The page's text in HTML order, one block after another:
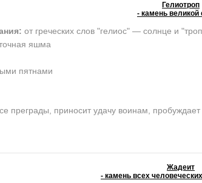
Гелиотроп
- камень великой
от греческих слов "гелиос" — солнце и
яшма
пятнами
преграды, приносит удачу воинам,
Жадеит
- камень всех